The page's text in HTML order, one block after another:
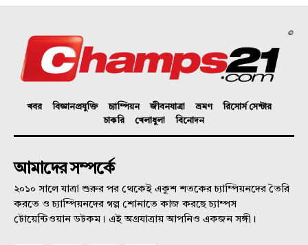
©
খবর বিজ্ঞানপ্রযুক্তি চ্যাম্পিয়ন জীবনযাত্রা ভ্রমণ
রিসোর্স সেন্টার
চাকরি
খেলাধুলা বিনোদন
আমাদের সম্পর্কে
২০১০ সালে যাত্রা শুরুর পর থেকেই একুশ শতকের চ্যাম্পিয়নদের তৈরি
করতে ও চ্যাম্পিয়নদের গল্প শোনাতে কাজ করছে চ্যাম্পস
টোয়েন্টিওয়ান ডটকম। এই অগ্রযাত্রায় আপনিও একজন সঙ্গী।